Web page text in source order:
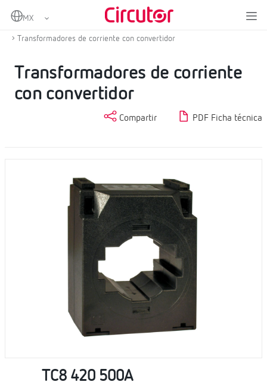
Home
Medida y control
Transformadores de corriente con convertidor
Transformadores de corriente
con convertidor
Compartir PDF Ficha técnica
TC8 420 500A